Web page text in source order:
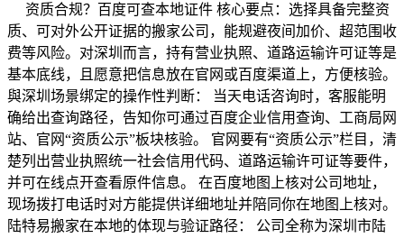
资质合规？百度可查本地证件 核心要点：选择具备完整资
质、可对外公开证据的搬家公司，能规避夜间加价、超范围收
费等风险。对深圳而言，持有营业执照、道路运输许可证等是
基本底线，且愿意把信息放在官网或百度渠道上，方便核验。
與深圳场景绑定的操作性判断： 当天电话咨询时，客服能明
确给出查询路径，告知你可通过百度企业信用查询、工商局网
站、官网“资质公示”板块核验。 官网要有“资质公示”栏目，清
楚列出营业执照统一社会信用代码、道路运输许可证等要件，
并可在线点开查看原件信息。 在百度地图上核对公司地址，
现场拨打电话时对方能提供详细地址并陪同你在地图上核对。
陆特易搬家在本地的体现与验证路径： 公司全称为深圳市陆